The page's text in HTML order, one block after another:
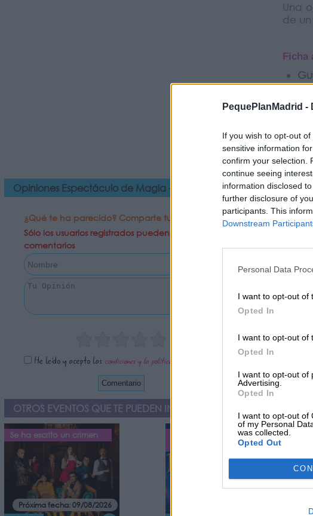
PequePlanMadrid -
If you wish to opt-out
sensitive information
confirm your selection.
continue seeing
information disclosed
further disclosure of
participants. This
Downstream
Personal Data
I want to opt-out of
Opted In
I want to opt-out of
Opted In
I want to opt-out of
Advertising.
Opted In
I want to opt-out of
of my Personal
was collected.
Opted Out
Una
de
Ficha
Opiniones Espectáculo de Magia - Strafalari
¿Qué te ha parecido? Comparte tu opinión:
Sólo los usuarios registrados pueden escribir
comentarios
He leído y acepto las condiciones y la política de privacidad
OTROS EVENTOS QUE TE PUEDEN INTERESAR
Se ha escrito un crimen
Próxima fecha: 09/08/2026
El Baúl Mágico – Tributo